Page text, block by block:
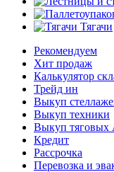
Тягачи
Рекомендуем
Хит продаж
Калькулятор
Трейд ин
Выкуп
Выкуп техники
Выкуп
Кредит
Рассрочка
Перевозка и